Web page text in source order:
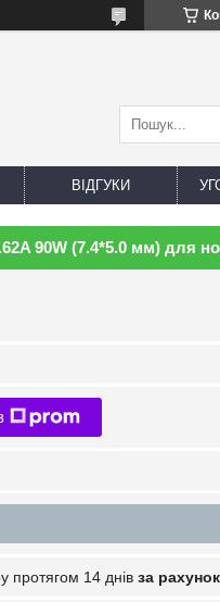
ВІДГУКИ
90W (7.4*5.0 мм) для
протягом 14 днів за